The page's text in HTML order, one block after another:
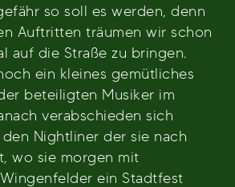
so soll es werden, denn
Auftritten träumen wir schon
auf die Straße zu bringen.
ein kleines gemütliches
beteiligten Musiker im
verabschieden sich
Nightliner der sie nach
wo sie morgen mit
ein Stadtfest